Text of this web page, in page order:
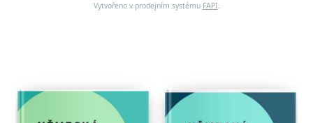
Vytvořeno v prodejním systému FAPI.